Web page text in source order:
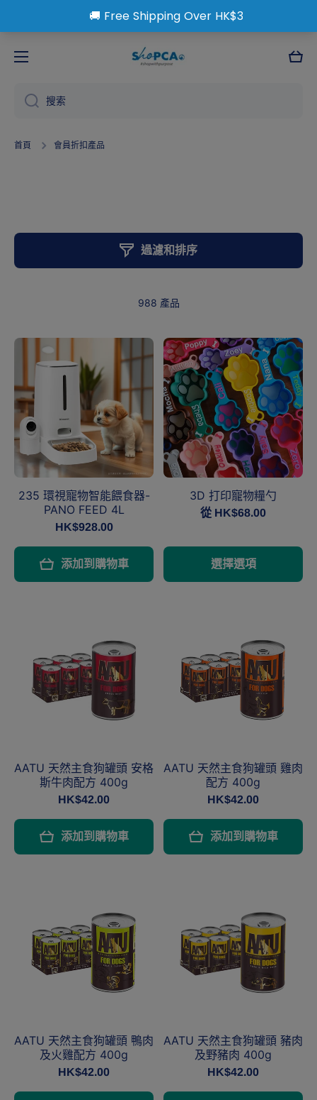
大
車
搜索
首頁 會員折扣產品
過濾和排序
988 產品
235 環視寵物智能餵食器-
PANO FEED 4L
HK$928.00
添加到購物車
3D 打印寵物糧勺
從 HK$68.00
選擇選項
AATU 天然主食狗罐頭 安格
斯牛肉配方 400g
HK$42.00
添加到購物車
AATU 天然主食狗罐頭 雞肉
配方 400g
HK$42.00
添加到購物車
AATU 天然主食狗罐頭 鴨肉
及火雞配方 400g
HK$42.00
AATU 天然主食狗罐頭 豬肉
及野豬肉 400g
HK$42.00